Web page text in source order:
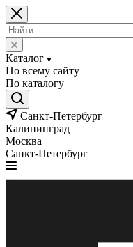
Каталог
По всему сайту
По каталогу
Санкт-Петербург
Калининград
Москва
Санкт-Петербург